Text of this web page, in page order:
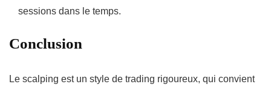
sessions dans le temps.
Conclusion
Le scalping est un style de trading rigoureux, qui convient